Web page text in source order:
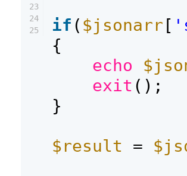
23
24
25
if ( $jsonarr [
{
echo
exit ();
}
$result =